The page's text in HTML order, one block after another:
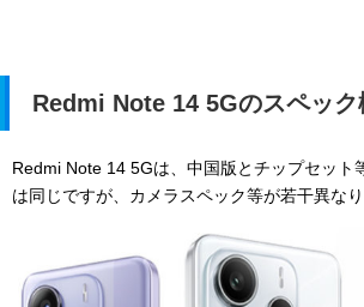
Redmi Note 14 5Gのスペック
Redmi Note 14 5Gは、中国版とチップセット
は同じですが、カメラスペック等が若干異なり